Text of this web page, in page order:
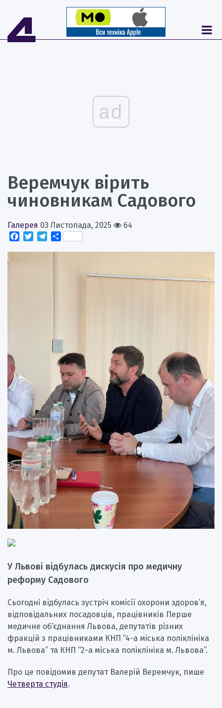
ad
Веремчук вірить
чиновникам Садового
Галерея 03 Листопада, 2025
64
Facebook
TwitterTelegram
Поділитися
У Львові відбулась дискусія про медичну
реформу Садового
Сьогодні відбулась зустріч комісії охорони здоров’я,
відповідальних посадовців, працівників Перше
медичне об’єднання Львова, депутатів різних
фракцій з працівниками КНП “4-а міська поліклініка
м. Львова” та КНП “2-а міська поліклініка м. Львова”.
Про це повідомив депутат Валерій Веремчук, пише
Четверта студія.